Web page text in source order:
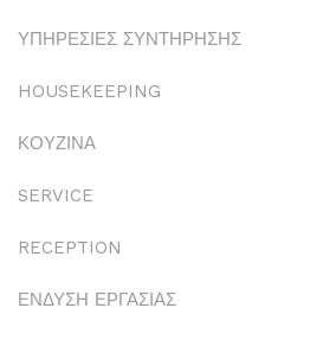
ΥΠΗΡΕΣΙΕΣ ΣΥΝΤΗΡΗΣΗΣ
HOUSEKEEPING
ΚΟΥΖΙΝΑ
SERVICE
RECEPTION
ΕΝΔΥΣΗ ΕΡΓΑΣΙΑΣ